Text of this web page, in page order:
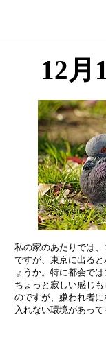
12月
私の家のあたりでは
ですが、東京に出る
ょうか。特に都会で
ちょっと寂しい感じ
のですが、嫌われ者